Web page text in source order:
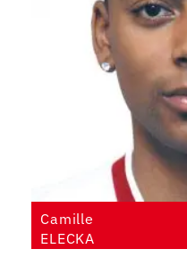
Camille
ELECKA